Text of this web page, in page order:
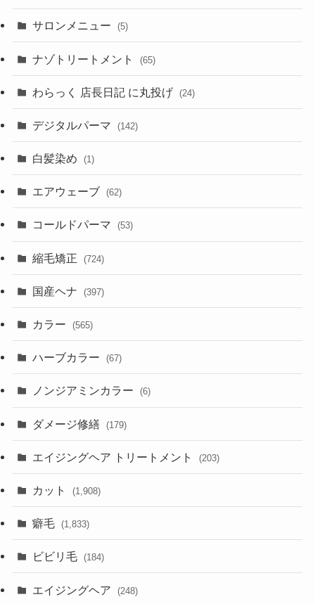
サロンメニュー (5)
ナゾトリートメント (65)
わらっく 店長日記 に丸投げ (24)
デジタルパーマ (142)
白髪染め (1)
エアウェーブ (62)
コールドパーマ (53)
縮毛矯正 (724)
国産ヘナ (397)
カラー (565)
ハーブカラー (67)
ノンジアミンカラー (6)
ダメージ修繕 (179)
エイジングヘア トリートメント (203)
カット (1,908)
癖毛 (1,833)
ビビリ毛 (184)
エイジングヘア (248)